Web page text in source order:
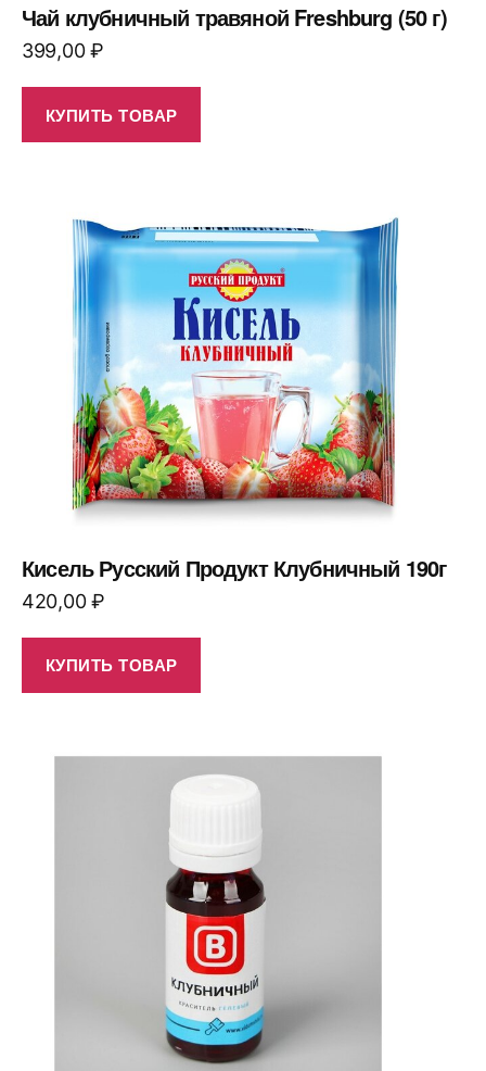
Чай клубничный травяной Freshburg (50 г)
399,00₽
КУПИТЬ ТОВАР
Кисель Русский Продукт Клубничный 190г
420,00₽
КУПИТЬ ТОВАР